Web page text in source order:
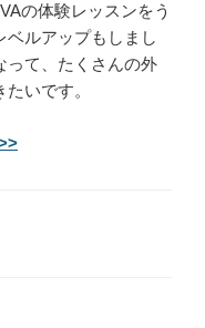
の体験レッスンをう
ベルアップもしまし
って、たくさんの外
いです。